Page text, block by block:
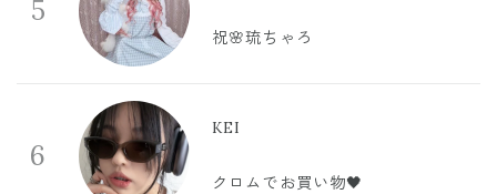
5
祝🌸琉ちゃろ
6
KEI
クロムでお買い物🖤